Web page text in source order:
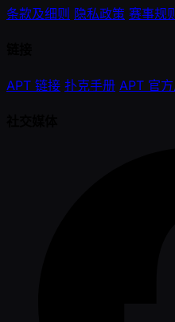
条款及细则 隐私政策 赛事规
APT 链接 扑克手册 APT 官